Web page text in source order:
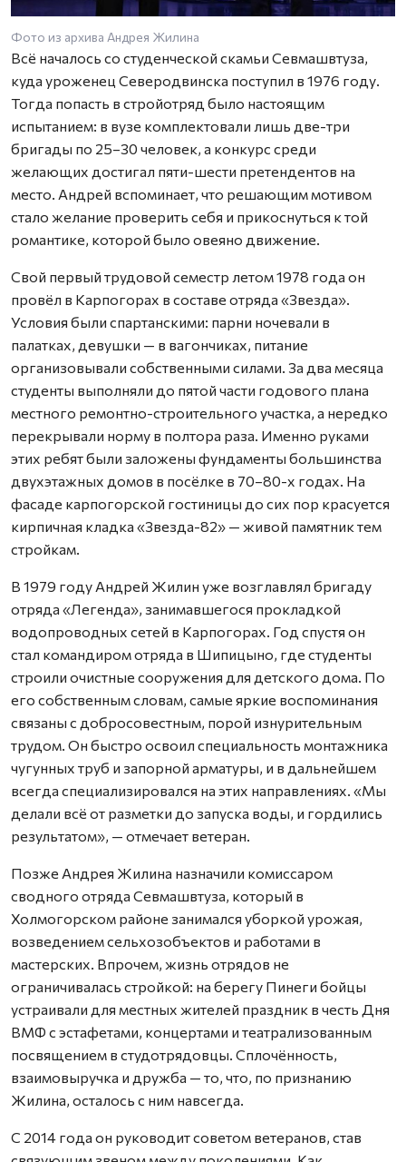
Фото из архива Андрея Жилина
Всё началось со студенческой скамьи Севмашвтуза,
куда уроженец Северодвинска поступил в 1976 году.
Тогда попасть в стройотряд было настоящим
испытанием: в вузе комплектовали лишь две-три
бригады по 25–30 человек, а конкурс среди
желающих достигал пяти-шести претендентов на
место. Андрей вспоминает, что решающим мотивом
стало желание проверить себя и прикоснуться к той
романтике, которой было овеяно движение.
Свой первый трудовой семестр летом 1978 года он
провёл в Карпогорах в составе отряда «Звезда».
Условия были спартанскими: парни ночевали в
палатках, девушки — в вагончиках, питание
организовывали собственными силами. За два месяца
студенты выполняли до пятой части годового плана
местного ремонтно-строительного участка, а нередко
перекрывали норму в полтора раза. Именно руками
этих ребят были заложены фундаменты большинства
двухэтажных домов в посёлке в 70–80-х годах. На
фасаде карпогорской гостиницы до сих пор красуется
кирпичная кладка «Звезда-82» — живой памятник тем
стройкам.
В 1979 году Андрей Жилин уже возглавлял бригаду
отряда «Легенда», занимавшегося прокладкой
водопроводных сетей в Карпогорах. Год спустя он
стал командиром отряда в Шипицыно, где студенты
строили очистные сооружения для детского дома. По
его собственным словам, самые яркие воспоминания
связаны с добросовестным, порой изнурительным
трудом. Он быстро освоил специальность монтажника
чугунных труб и запорной арматуры, и в дальнейшем
всегда специализировался на этих направлениях. «Мы
делали всё от разметки до запуска воды, и гордились
результатом», — отмечает ветеран.
Позже Андрея Жилина назначили комиссаром
сводного отряда Севмашвтуза, который в
Холмогорском районе занимался уборкой урожая,
возведением сельхозобъектов и работами в
мастерских. Впрочем, жизнь отрядов не
ограничивалась стройкой: на берегу Пинеги бойцы
устраивали для местных жителей праздник в честь Дня
ВМФ с эстафетами, концертами и театрализованным
посвящением в студотрядовцы. Сплочённость,
взаимовыручка и дружба — то, что, по признанию
Жилина, осталось с ним навсегда.
С 2014 года он руководит советом ветеранов, став